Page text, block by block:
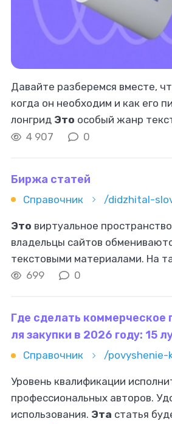
Давайте разберемся вместе,
когда он необходим и как его
лонгрид Это особый жанр
выделяющийся на фоне
4 907 0
Биржа статей
Справочник /didzhital-
Это виртуальное
владельцы сайтов
текстовыми материалами. На
предоставляется возможность
699 0
Где сделать коммерческое
ля закупки в 2026 году: 15
Справочник
Уровень квалификации
профессиональных авторов.
использования. Эта статья